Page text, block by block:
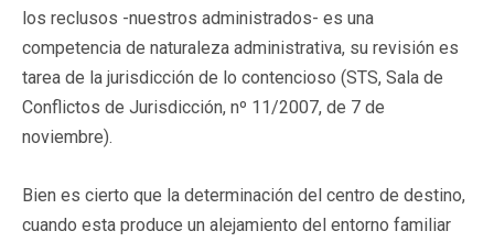
los reclusos -nuestros administrados- es una
competencia de naturaleza administrativa, su revisión es
tarea de la jurisdicción de lo contencioso (STS, Sala de
Conflictos de Jurisdicción, nº 11/2007, de 7 de
noviembre).
Bien es cierto que la determinación del centro de destino,
cuando esta produce un alejamiento del entorno familiar